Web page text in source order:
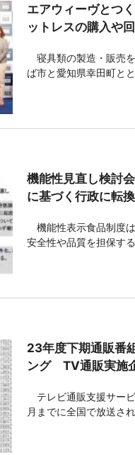
エアウィーヴとつ
ットレスの購入や
寝具類の製造・販売
ば市と愛知県幸田町と
ちに再び製品化する「
機能性見直し検討
に基づく行政に転
機能性表示食品制度
安全性や品質を担保す
係不明」を含め報告を
23年度下期通販番
ング TV通販実施
テレビ通販支援サー
月までに全国で放送さ
によると前回調査で放